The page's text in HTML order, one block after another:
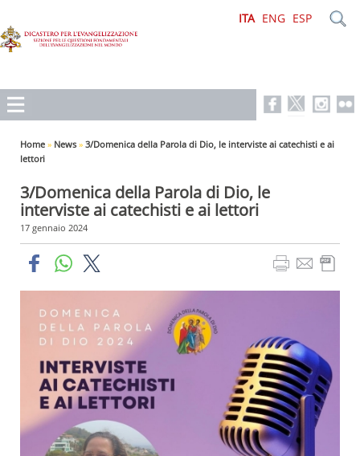
ITA ENG ESP
Home » News » 3/Domenica della Parola di Dio, le interviste ai catechisti e ai
lettori
3/Domenica della Parola di Dio, le
interviste ai catechisti e ai lettori
17 gennaio 2024